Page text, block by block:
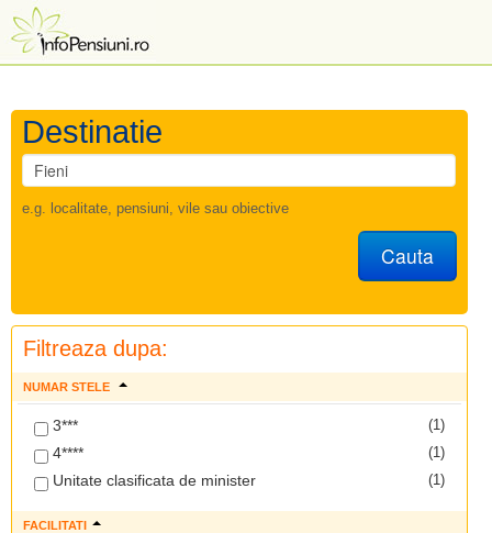
Destinatie
e.g. localitate, pensiuni, vile sau obiective
Cauta
Filtreaza dupa:
NUMAR STELE
(1)
3***
(1)
4****
(1)
Unitate clasificata de minister
FACILITATI